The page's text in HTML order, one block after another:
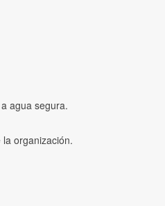
agua segura.
organización.